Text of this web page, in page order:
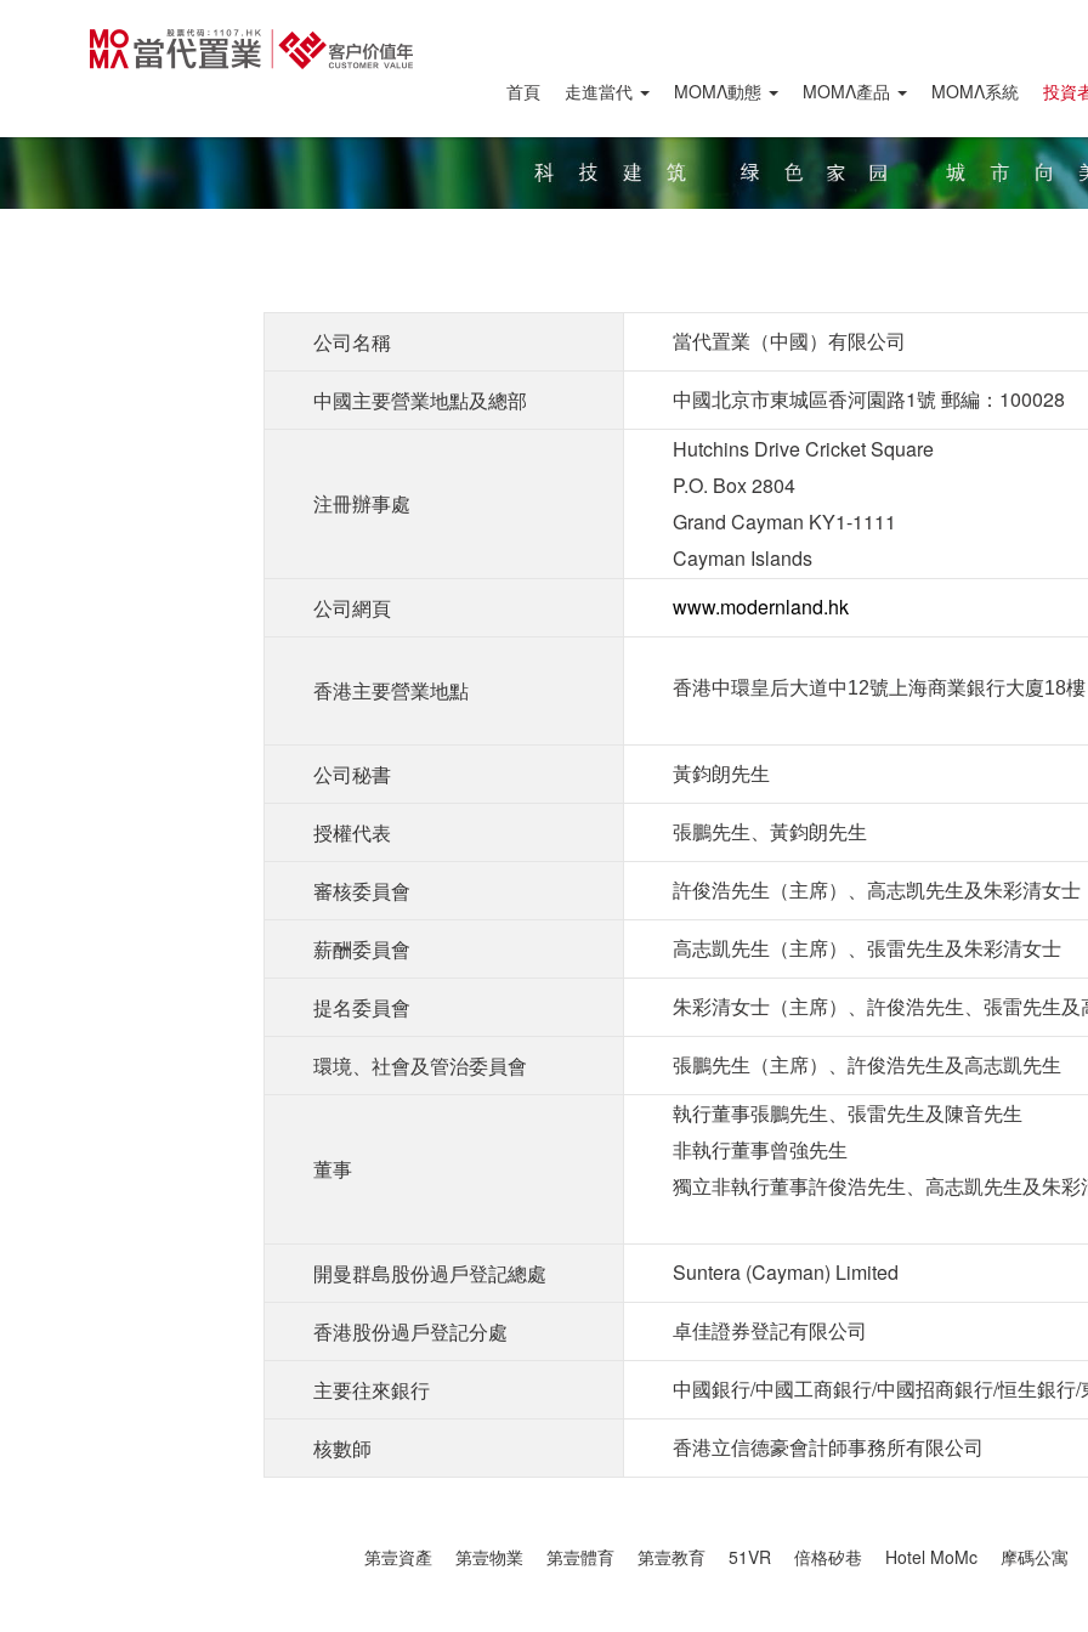
首頁 走進當代 ΜΟΜΛ動態 ΜΟΜΛ產品 MOMΛ系統 投資
公司名稱 當代置業（中國）有限公司
中國主要營業地點及總部 中國北京市東城區香河園路1號 郵編：100028
注冊辦事處
Hutchins Drive Cricket Square
P.O. Box 2804
Grand Cayman KY1-1111
Cayman Islands
公司網頁
www.modernland.hk
香港主要營業地點 香港中環皇后大道中12號上海商業銀行大廈18樓
公司秘書 黃鈞朗先生
授權代表 張鵬先生、黃鈞朗先生
審核委員會 許俊浩先生（主席）、高志凯先生及朱彩清女士
薪酬委員會 高志凱先生（主席）、張雷先生及朱彩清女士
提名委員會 朱彩清女士（主席）、許俊浩先生、張雷先生及
環境、社會及管治委員會 張鵬先生（主席）、許俊浩先生及高志凱先生
董事
執行董事張鵬先生、張雷先生及陳音先生
非執行董事曾強先生
獨立非執行董事許俊浩先生、高志凱先生及朱彩
開曼群島股份過戶登記總處 Suntera (Cayman) Limited
香港股份過戶登記分處 卓佳證券登記有限公司
主要往來銀行 中國銀行/中國工商銀行/中國招商銀行/恒生銀行/
核數師 香港立信德豪會計師事務所有限公司
第壹資產 第壹物業 第壹體育 第壹教育 51VR 倍格矽巷 Hotel MoMc 摩碼公寓